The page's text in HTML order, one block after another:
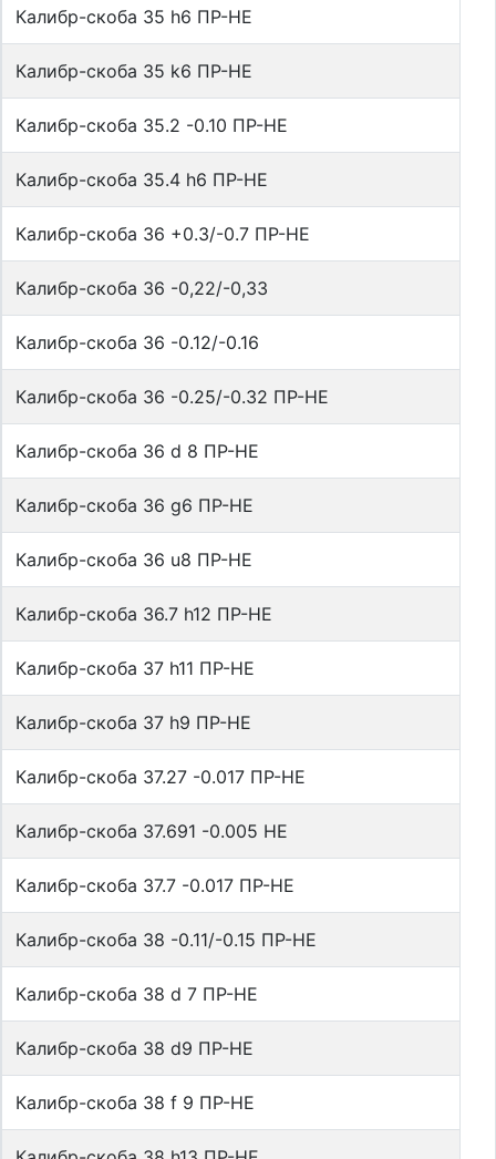
Калибр-скоба 35 h6 ПР-НЕ
Калибр-скоба 35 k6 ПР-НЕ
Калибр-скоба 35.2 -0.10 ПР-НЕ
Калибр-скоба 35.4 h6 ПР-НЕ
Калибр-скоба 36 +0.3/-0.7 ПР-НЕ
Калибр-скоба 36 -0,22/-0,33
Калибр-скоба 36 -0.12/-0.16
Калибр-скоба 36 -0.25/-0.32 ПР-НЕ
Калибр-скоба 36 d 8 ПР-НЕ
Калибр-скоба 36 g6 ПР-НЕ
Калибр-скоба 36 u8 ПР-НЕ
Калибр-скоба 36.7 h12 ПР-НЕ
Калибр-скоба 37 h11 ПР-НЕ
Калибр-скоба 37 h9 ПР-НЕ
Калибр-скоба 37.27 -0.017 ПР-НЕ
Калибр-скоба 37.691 -0.005 НЕ
Калибр-скоба 37.7 -0.017 ПР-НЕ
Калибр-скоба 38 -0.11/-0.15 ПР-НЕ
Калибр-скоба 38 d 7 ПР-НЕ
Калибр-скоба 38 d9 ПР-НЕ
Калибр-скоба 38 f 9 ПР-НЕ